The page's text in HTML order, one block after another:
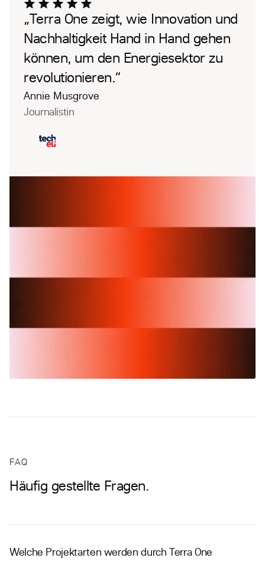
„Terra One zeigt, wie Innovation und
Nachhaltigkeit Hand in Hand gehen
können, um den Energiesektor zu
revolutionieren.“
Annie Musgrove
Journalistin
FAQ
Häufig gestellte Fragen.
Welche Projektarten werden durch Terra One